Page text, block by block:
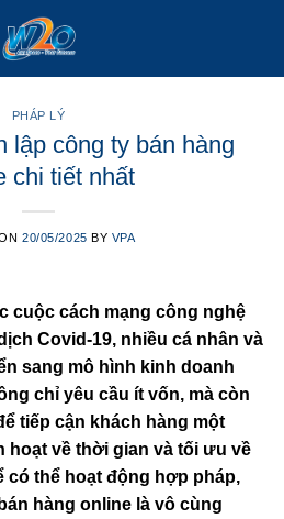
PHÁP LÝ
lập công ty bán hàng
chi tiết nhất
20/05/2025 BY VPA
cuộc cách mạng công nghệ
Covid-19, nhiều cá nhân và
sang mô hình kinh doanh
chỉ yêu cầu ít vốn, mà còn
tiếp cận khách hàng một
hoạt về thời gian và tối ưu về
có thể hoạt động hợp pháp,
hàng online là vô cùng